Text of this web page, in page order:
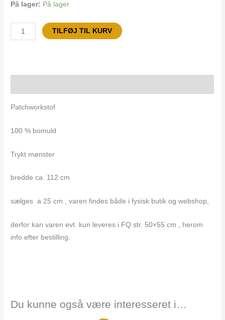
På lager: På lager
TILFØJ TIL KURV
Patchworkstof
100 % bomuld
Trykt mønster
bredde ca. 112 cm
sælges a 25 cm , varen findes både i fysisk butik og webshop,
derfor kan varen evt. kun leveres i FQ str. 50×55 cm , herom
info efter bestilling.
Du kunne også være interesseret i…